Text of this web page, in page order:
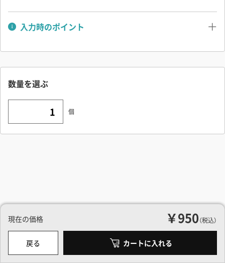
入力時のポイント
もし選択肢にない扉厚の場合は、長さのあうネジのご用意があり
ませんので、ワッシャーを挟むか、取付面に座繰りを施すなど別
途現場でご対応をお願いします。
数量を選ぶ
個
現在の価格 ￥950（税込）
カートに入れる
戻る